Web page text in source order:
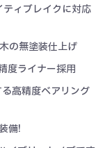
ィブレイクに対応
の無塗装仕上げ
度ライナー採用
高精度ベアリング
備!